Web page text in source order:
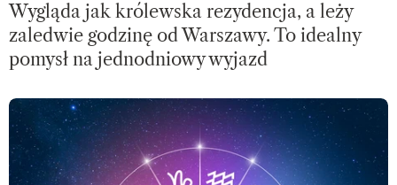
Wygląda jak królewska rezydencja, a leży
zaledwie godzinę od Warszawy. To idealny
pomysł na jednodniowy wyjazd